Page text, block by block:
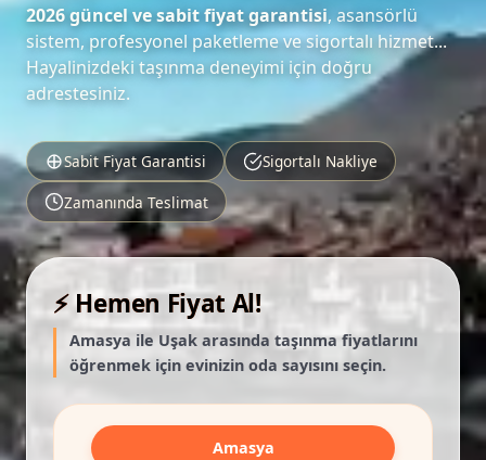
2026 güncel ve sabit fiyat garantisi, asansörlü
sistem, profesyonel paketleme ve sigortalı hizmet...
Hayalinizdeki taşınma deneyimi için doğru
adrestesiniz.
Sabit Fiyat Garantisi
Sigortalı Nakliye
Zamanında Teslimat
⚡ Hemen Fiyat Al!
Amasya ile Uşak arasında taşınma fiyatlarını
öğrenmek için evinizin oda sayısını seçin.
Amasya